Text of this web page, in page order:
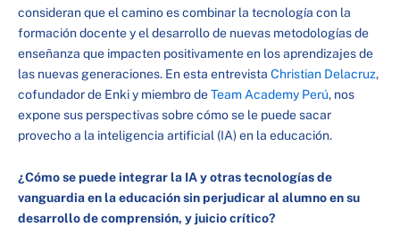
consideran que el camino es combinar la tecnología con la
formación docente y el desarrollo de nuevas metodologías de
enseñanza que impacten positivamente en los aprendizajes de
las nuevas generaciones. En esta entrevista Christian Delacruz,
cofundador de Enki y miembro deTeam Academy Perú, nos
expone sus perspectivas sobre cómo se le puede sacar
provecho a la inteligencia artificial (IA) en la educación.
¿Cómo se puede integrar la IA y otras tecnologías de
vanguardia en la educación sin perjudicar al alumno en su
desarrollo de comprensión, y juicio crítico?